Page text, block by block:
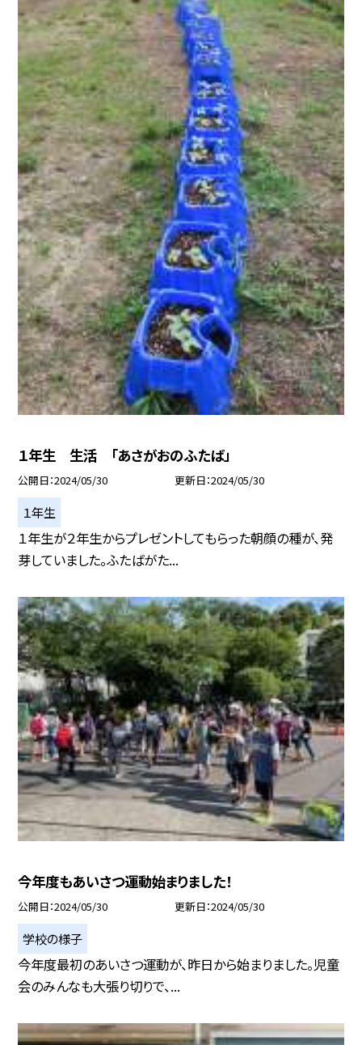
１年生 生活 「あさがおのふたば」
公開日 2024/05/30 更新日 2024/05/30
１年生
１年生が２年生からプレゼントしてもらった朝顔の種が、発
芽していました。ふたばがた...
今年度もあいさつ運動始まりました！
公開日 2024/05/30 更新日 2024/05/30
学校の様子
今年度最初のあいさつ運動が、昨日から始まりました。児童
会のみんなも大張り切りで、...